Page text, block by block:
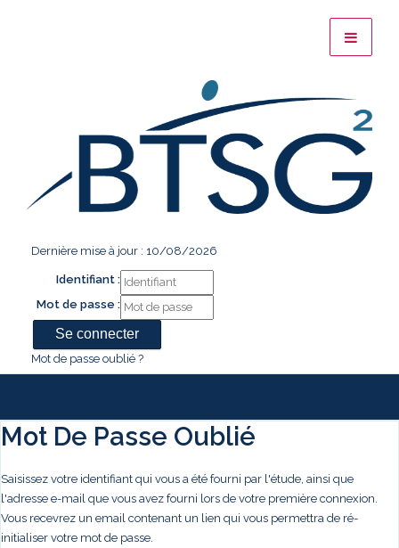
Dernière mise à jour : 10/08/2026
Identifiant :
Mot de passe :
Mot de passe oublié ?
Mot De Passe Oublié
Saisissez votre identifiant qui vous a été fourni par l'étude, ainsi que
l'adresse e-mail que vous avez fourni lors de votre première connexion.
Vous recevrez un email contenant un lien qui vous permettra de ré-
initialiser votre mot de passe.